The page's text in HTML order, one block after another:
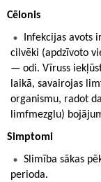
Cēlonis
Infekcijas avots
cilvēki (apdzīvoto
— odi. Vīruss
laikā, savairojas
organismu, radot
limfmezglu)
Simptomi
Slimība sākas
perioda.